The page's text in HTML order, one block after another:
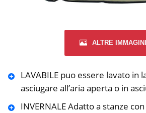
ALTRE IMMAGINI
LAVABILE puo essere lavato in
asciugare all’aria aperta o in
INVERNALE Adatto a stanze